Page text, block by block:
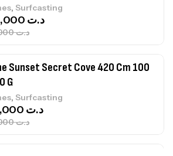
, Surfcasting
د.ت768,000
د.ت
Sunset Secret Cove 420 Cm 100
G
, Surfcasting
د.ت748,000
د.ت